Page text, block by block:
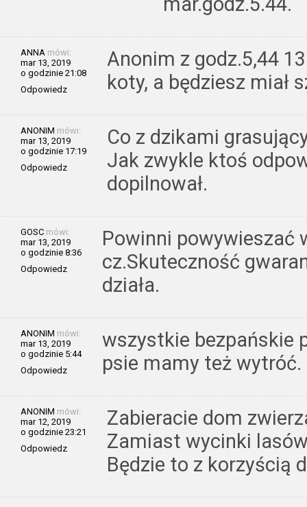
ANNA mówi:
mar 13, 2019
o godzinie 21:08
Odpowiedz
Anonim z godz.5,44
koty, a będziesz miał
ANONIM mówi:
mar 13, 2019
o godzinie 17:19
Odpowiedz
Co z dzikami
Jak zwykle ktoś
dopilnował.
GOSC mówi:
mar 13, 2019
o godzinie 8:36
Odpowiedz
Powinni powywieszać
cz.Skuteczność
działa.
ANONIM mówi:
mar 13, 2019
o godzinie 5:44
Odpowiedz
wszystkie bezpańskie
psie mamy też wytróć.
ANONIM mówi:
mar 12, 2019
o godzinie 23:21
Odpowiedz
Zabieracie dom
Zamiast wycinki
Będzie to z korzyścią